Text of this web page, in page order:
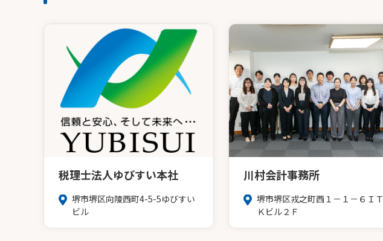
税理士法人ゆびすい本社
堺市堺区向陵西町4-5-5ゆびすい
ビル
川村会計事務所
堺市堺区戎之町西１－１－６ＩＴ
Ｋビル２Ｆ